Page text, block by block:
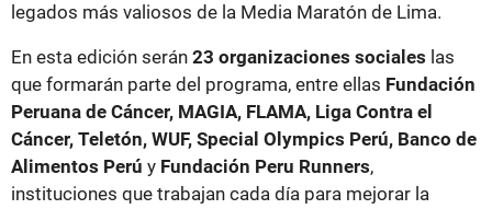
legados más valiosos de la Media Maratón de Lima.
En esta edición serán 23 organizaciones sociales las
que formarán parte del programa, entre ellas Fundación
Peruana de Cáncer, MAGIA, FLAMA, Liga Contra el
Cáncer, Teletón, WUF, Special Olympics Perú, Banco de
Alimentos Perú y Fundación Peru Runners,
instituciones que trabajan cada día para mejorar la